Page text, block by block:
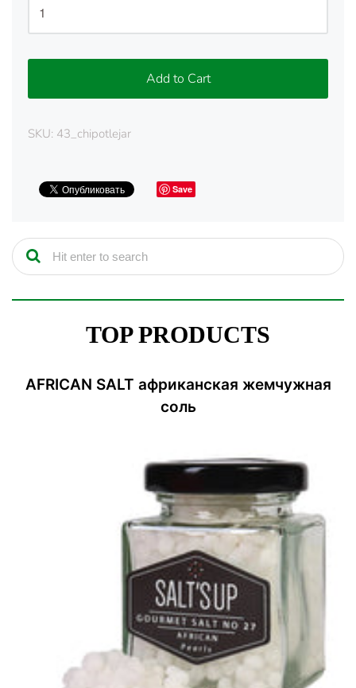
Add to Cart
SKU: 43_chipotlejar
Save
TOP PRODUCTS
AFRICAN SALT африканская жемчужная
соль